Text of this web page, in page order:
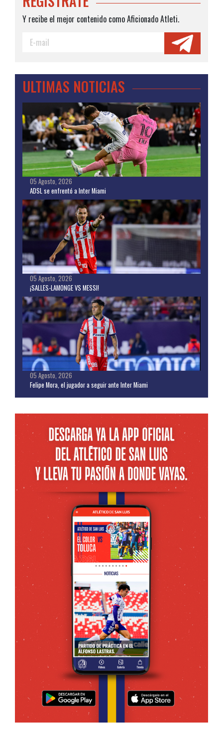
Y recibe el mejor contenido como Aficionado Atleti.
ULTIMAS NOTICIAS
05 Agosto, 2026
ADSL se enfrentó a Inter Miami
05 Agosto, 2026
¡SALLES-LAMONGE VS MESSI!
05 Agosto, 2026
Felipe Mora, el jugador a seguir ante Inter Miami